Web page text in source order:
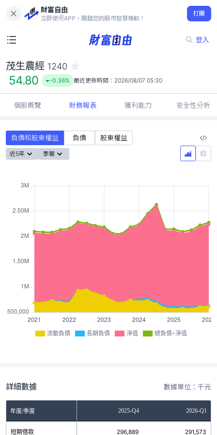
財富自由
立即使用APP，開啟您的股市智慧導航！
打開
登入
54.80
-0.36%
茂生農經 1240
54.80 -0.36% 最近更新時間： 2026/08/07 05:30
個股概覽 財務報表 獲利能力 安全性分析
負債和股東權益 負債 股東權益
近5年 季報
流動負債 長期負債 淨值 總負債+淨值
詳細數據 數據單位：千元
年度/季度 2025-Q4 2026-Q1
短期借款 296,889 291,573